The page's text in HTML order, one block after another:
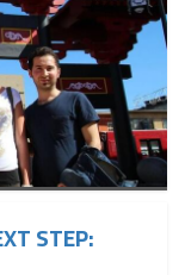
STEP: